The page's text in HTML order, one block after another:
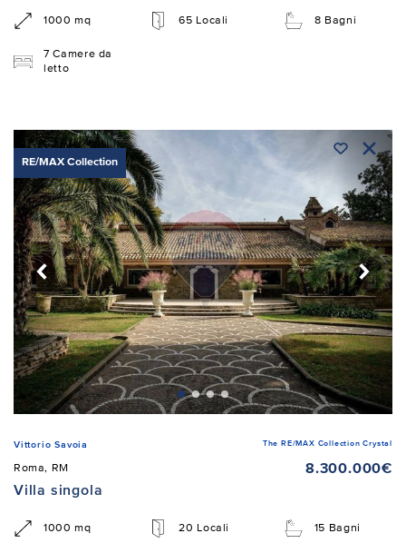
1000 mq 65 Locali 8 Bagni
7 Camere da
letto
RE/MAX Collection
Vittorio Savoia The RE/MAX Collection Crystal
Roma, RM
8.300.000€
Villa singola
1000 mq 20 Locali 15 Bagni